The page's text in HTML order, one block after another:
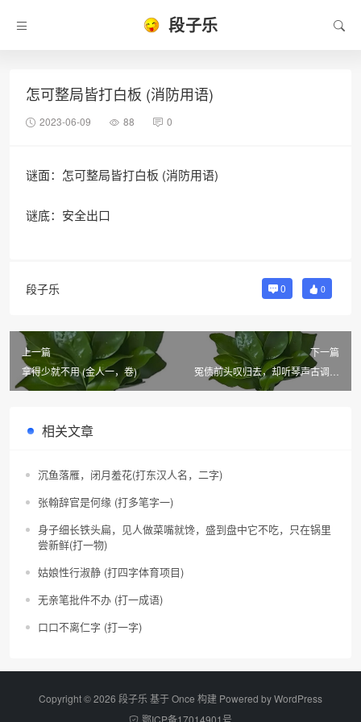
段子乐
怎可整局皆打白板 (消防用语)
2023-06-09 88 0
谜面：怎可整局皆打白板 (消防用语)
谜底：安全出口
段子乐 0 0
上一篇
拿得少就不用 (金人一，卷)
下一篇
冤债前头叹归去，却听琴声古调平
相关文章
沉鱼落雁，闭月羞花(打东汉人名，二字)
张翰辞官是何缘 (打多笔字一)
身子细长铁头扁，见人做菜嘴就馋，盛到盘中它不吃，只在锅里
尝新鲜(打一物)
姑娘性行淑静 (打四字体育项目)
无亲笔批件不办 (打一成语)
口口不离仁字 (打一字)
Copyright © 2026 段子乐 基于 Once 构建 Powered byWordPress
鄂ICP备17014901号